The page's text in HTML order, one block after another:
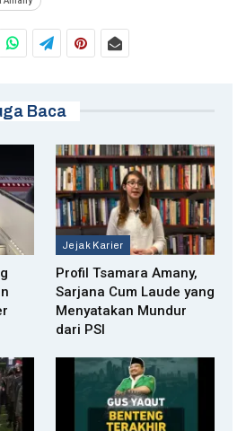
Baca
Jejak Karier
Profil Tsamara Amany,
Sarjana Cum Laude yang
Menyatakan Mundur
dari PSI